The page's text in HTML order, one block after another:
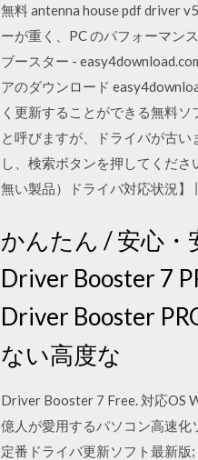
無料 antenna house pdf driver
ーが重く、PC のパフォーマン
ブースター -
アのダウンロード
く更新することができる無料
と呼びますが、ドライバが古
し、検索ボタンを押してくだ
無い製品）ドライバ対応状況
かんたん / 安心・
Driver Booster 7
Driver Booster
ない高度な
Driver Booster 7 Free. 対応OS
億人が愛用するパソコン高速
定番ドライバ更新ソフト最新